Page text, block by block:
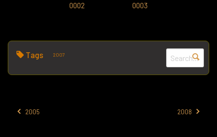
0002
0003
Tags 2007
2005 2008